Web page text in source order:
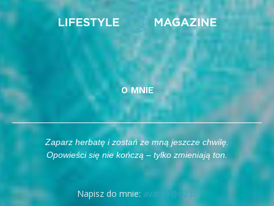
O MNIE
Zaparz herbatę i zostań ze mną jeszcze chwilę.
Opowieści się nie kończą – tylko zmieniają ton.
Napisz do mnie: avatea@o2.pl